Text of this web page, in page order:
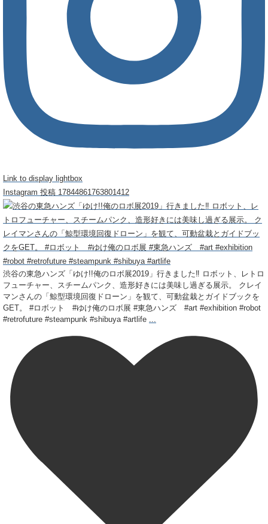
Link to display lightbox
Instagram 投稿 17844861763801412
渋谷の東急ハンズ「ゆけ!!俺のロボ展2019」行きました‼️ ロボット、レトロ
フューチャー、スチームパンク、造形好きには美味し過ぎる展示。 クレイ
マンさんの「鯨型環境回復ドローン」を観て、可動盆栽とガイドブックを
GET。 #ロボット #ゆけ俺のロボ展 #東急ハンズ #art #exhibition #robot
#retrofuture #steampunk #shibuya #artlife